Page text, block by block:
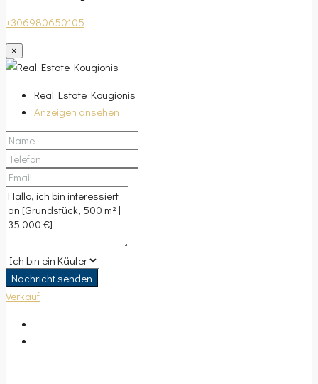
+306980650105
×
Real Estate Kougionis
Anzeigen ansehen
Nachricht senden
Verkauf